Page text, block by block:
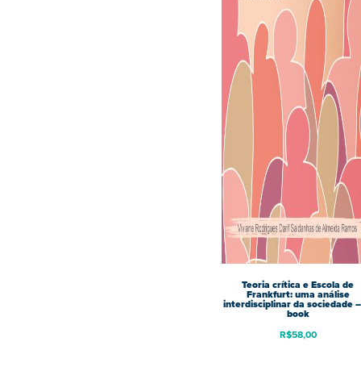
Teoria crítica e Escola de
Frankfurt: uma análise
interdisciplinar da sociedade
book
R$58,00